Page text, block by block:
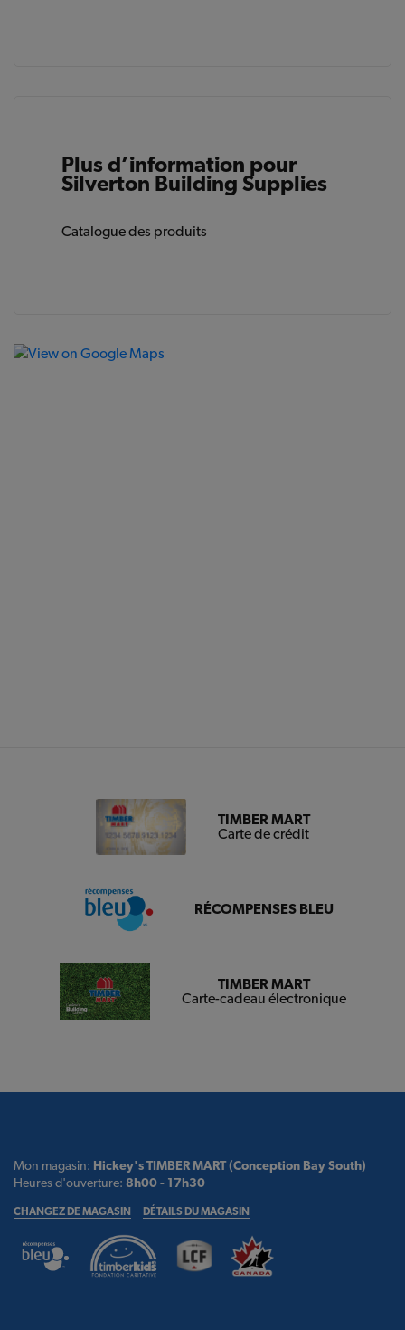
Plus d’information pour
Silverton Building Supplies
Catalogue des produits
TIMBER MART
Carte de crédit
RÉCOMPENSES BLEU
TIMBER MART
Carte-cadeau électronique
Mon magasin: Hickey's TIMBER MART (Conception Bay South)
Heures d'ouverture: 8h00 - 17h30
CHANGEZ DE MAGASIN DÉTAILS DU MAGASIN